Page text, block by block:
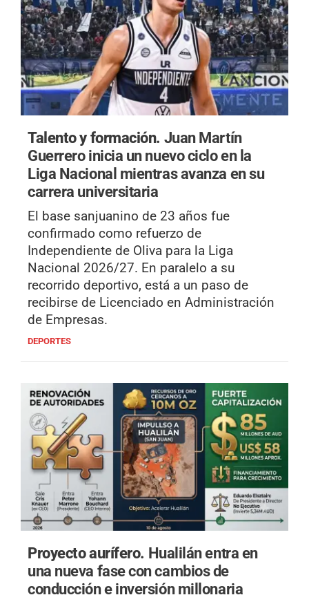
Talento y formación. Juan Martín
Guerrero inicia un nuevo ciclo en la
Liga Nacional mientras avanza en su
carrera universitaria
El base sanjuanino de 23 años fue
confirmado como refuerzo de
Independiente de Oliva para la Liga
Nacional 2026/27. En paralelo a su
recorrido deportivo, está a un paso de
recibirse de Licenciado en Administración
de Empresas.
DEPORTES
Proyecto aurífero. Hualilán entra en
una nueva fase con cambios de
conducción e inversión millonaria